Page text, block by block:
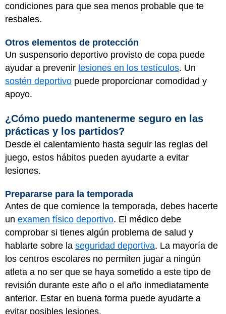
condiciones para que sea menos probable que te
resbales.
Otros elementos de protección
Un suspensorio deportivo provisto de copa puede
ayudar a prevenir lesiones en los testículos. Un
sostén deportivo puede proporcionar comodidad y
apoyo.
¿Cómo puedo mantenerme seguro en las
prácticas y los partidos?
Desde el calentamiento hasta seguir las reglas del
juego, estos hábitos pueden ayudarte a evitar
lesiones.
Prepararse para la temporada
Antes de que comience la temporada, debes hacerte
un examen físico deportivo. El médico debe
comprobar si tienes algún problema de salud y
hablarte sobre la seguridad deportiva. La mayoría de
los centros escolares no permiten jugar a ningún
atleta a no ser que se haya sometido a este tipo de
revisión durante este año o el año inmediatamente
anterior. Estar en buena forma puede ayudarte a
evitar posibles lesiones.